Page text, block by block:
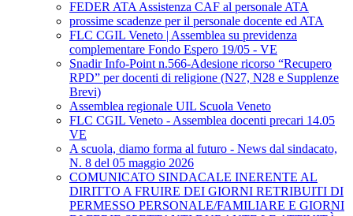
FEDER ATA Assistenza CAF al personale ATA
prossime scadenze per il personale docente ed ATA
FLC CGIL Veneto | Assemblea su previdenza
complementare Fondo Espero 19/05 - VE
Snadir Info-Point n.566-Adesione ricorso “Recupero
RPD” per docenti di religione (N27, N28 e Supplenze
Brevi)
Assemblea regionale UIL Scuola Veneto
FLC CGIL Veneto - Assemblea docenti precari 14.05
VE
A scuola, diamo forma al futuro - News dal sindacato,
N. 8 del 05 maggio 2026
COMUNICATO SINDACALE INERENTE AL
DIRITTO A FRUIRE DEI GIORNI RETRIBUITI DI
PERMESSO PERSONALE/FAMILIARE E GIORNI